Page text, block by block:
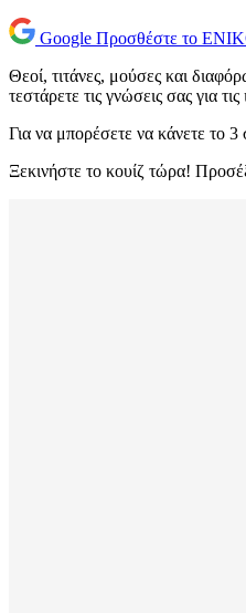
Google Προσθέστε το
Θεοί, τιτάνες, μούσες και
τεστάρετε τις γνώσεις σας για
Για να μπορέσετε να κάνετε το 3
Ξεκινήστε το κουίζ τώρα!